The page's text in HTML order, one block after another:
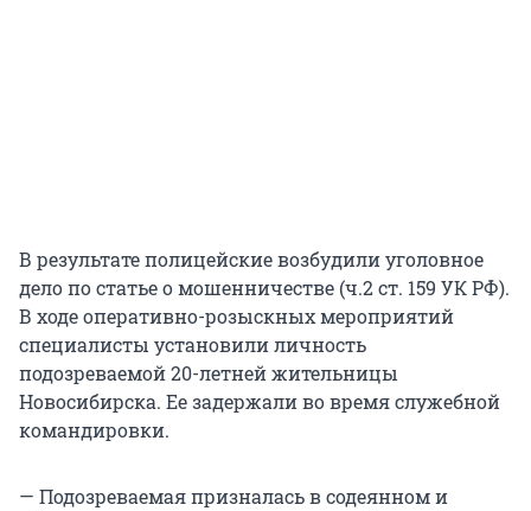
В результате полицейские возбудили уголовное
дело по статье о мошенничестве (ч.2 ст. 159 УК РФ).
В ходе оперативно-розыскных мероприятий
специалисты установили личность
подозреваемой 20-летней жительницы
Новосибирска. Ее задержали во время служебной
командировки.
— Подозреваемая призналась в содеянном и